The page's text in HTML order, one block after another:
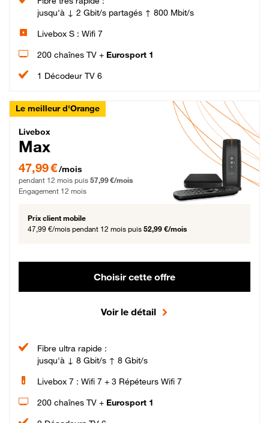
jusqu'à ↓ 2 Gbit/s partagés ↑ 800 Mbit/s
Livebox S : Wifi 7
200 chaînes TV + Eurosport 1
1 Décodeur TV 6
Le meilleur d'Orange
Livebox Max Fibre
Livebox
Max
47,99 € par mois pendant 12 mois puis 57,99 € par mois, Engagement 12 mois
47,99 €/mois
pendant 12 mois puis 57,99 €/mois
Engagement 12 mois
Prix client mobile
47,99 €/mois pendant 12 mois puis 52,99 €/mois
Choisir cette offre
Voir le détail
Fibre ultra rapide :
jusqu'à ↓ 8 Gbit/s ↑ 8 Gbit/s
Livebox 7 : Wifi 7 + 3 Répéteurs Wifi 7
200 chaînes TV + Eurosport 1